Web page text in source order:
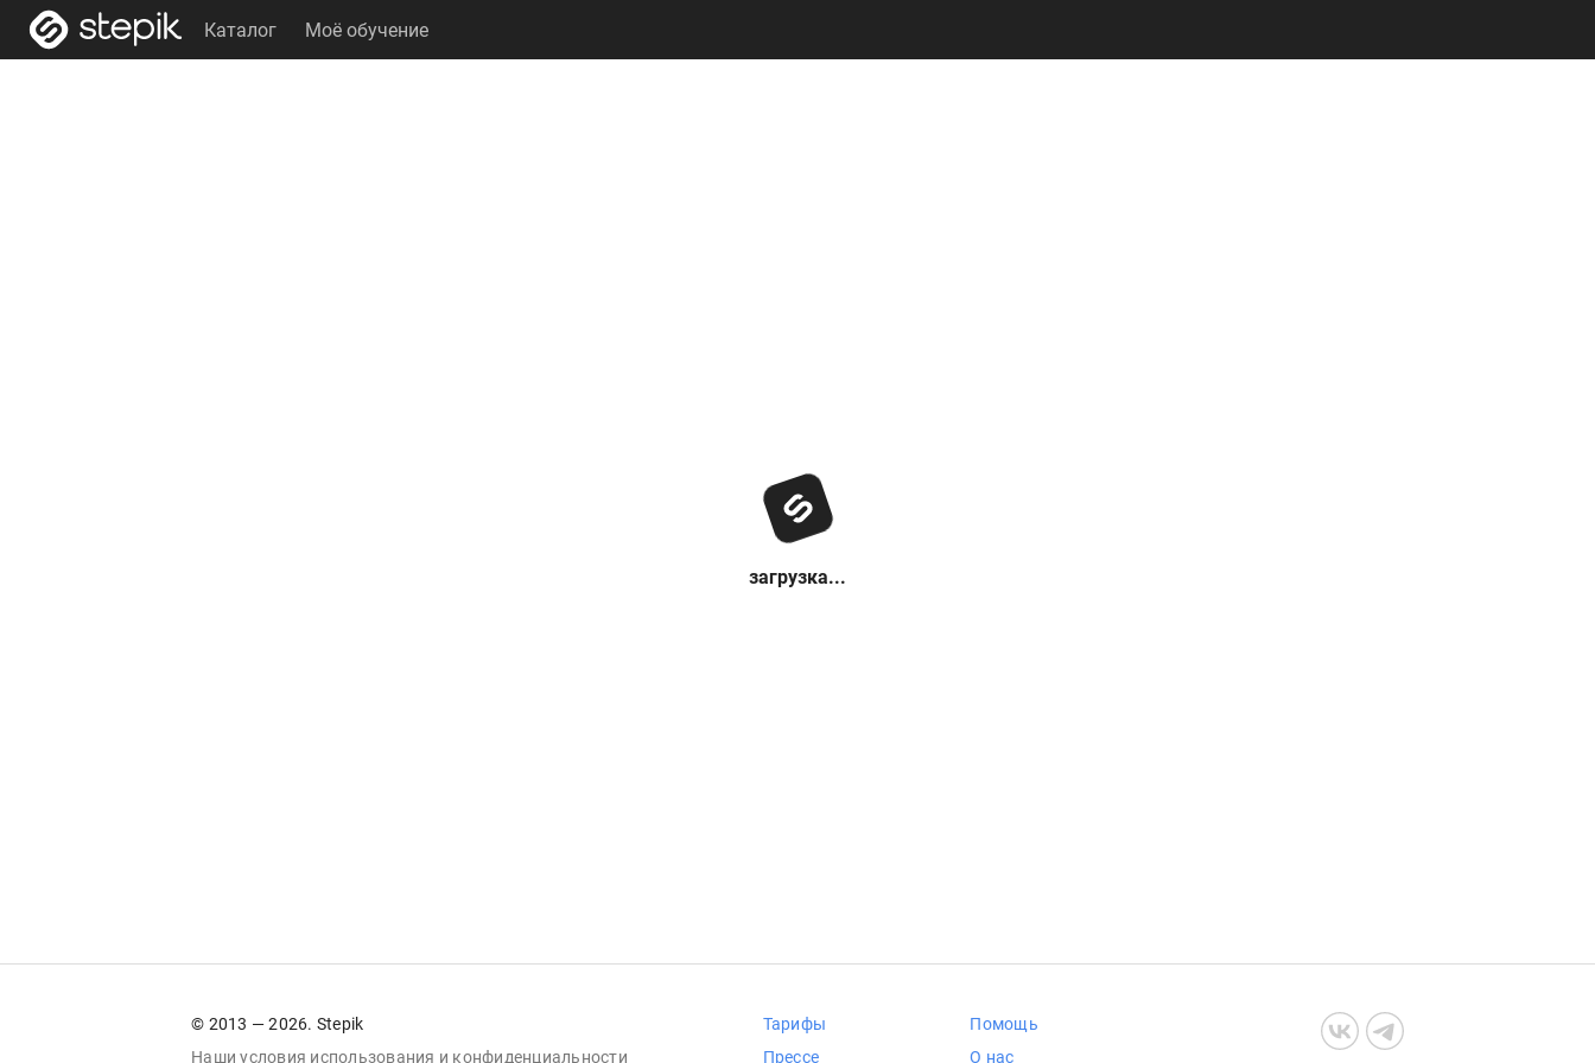
Каталог Моё обучение
загрузка...
© 2013 — 2026. Stepik
Наши условия использования и конфиденциальности
Тарифы
Прессе
Помощь
О нас